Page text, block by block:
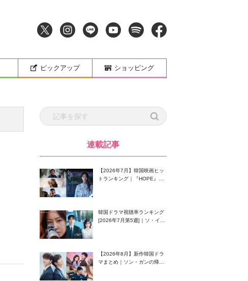
ピックアップ ショッピング
連載記事
【2026年7月】韓国映画ヒッ
トランキング｜『HOPE』が
韓国ドラマ視聴率ランキング
[2026年7月第5週]｜ソ・イン
【2026年8月】新作韓国ドラ
マまとめ｜ソン・ガンの帰